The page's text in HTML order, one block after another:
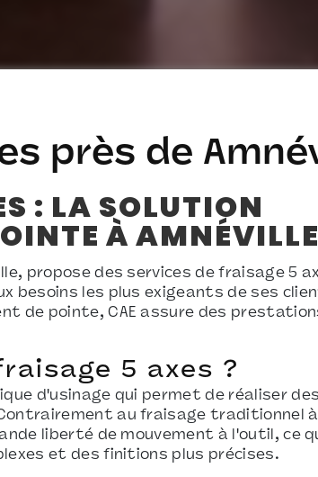
près de
: LA SOLUTION
À AMNÉVILLE
propose des services de fraisage 5
besoins les plus exigeants de ses
de pointe, CAE assure des
5 axes ?
d'usinage qui permet de réaliser
au fraisage traditionnel à
liberté de mouvement à l'outil, ce
et des finitions plus précises.